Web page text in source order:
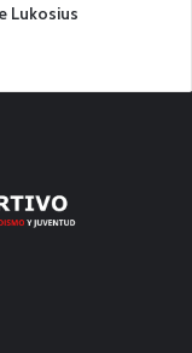
Lukosius